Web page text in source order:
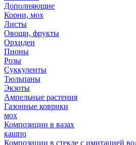
Дополняющие
Корни, мох
Листы
Овощи, фрукты
Орхидеи
Пионы
Розы
Суккуленты
Тюльпаны
Экзоты
Ампельные растения
Газонные коврики
мох
Композиции в вазах
кашпо
Композиции в стекле с имитацией